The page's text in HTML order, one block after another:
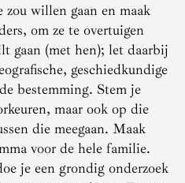
willen gaan en maak
om ze te overtuigen
gaan (met hen); let daarbij
geschiedkundige
bestemming. Stem je
maar ook op die
die meegaan. Maak
voor de hele familie.
je een grondig onderzoek